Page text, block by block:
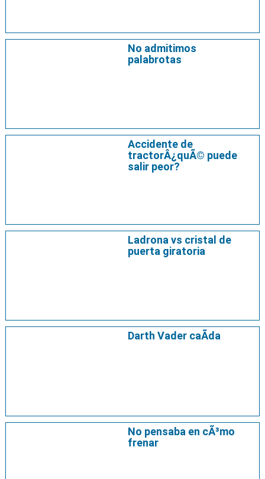
No admitimos
palabrotas
Accidente de
tractorÂ¿quÃ© puede
salir peor?
Ladrona vs cristal de
puerta giratoria
Darth Vader caÃ­da
No pensaba en cÃ³mo
frenar